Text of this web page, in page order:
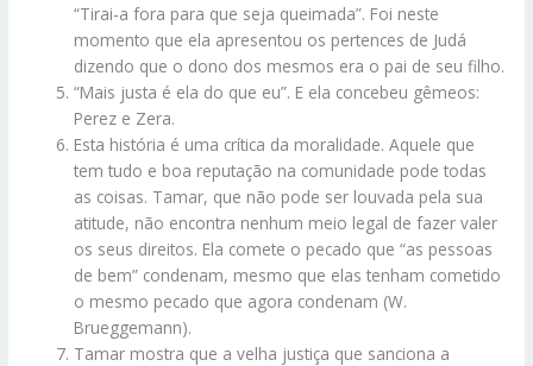
“Tirai-a fora para que seja queimada”. Foi neste
momento que ela apresentou os pertences de Judá
dizendo que o dono dos mesmos era o pai de seu filho.
“Mais justa é ela do que eu”. E ela concebeu gêmeos:
Perez e Zera.
Esta história é uma crítica da moralidade. Aquele que
tem tudo e boa reputação na comunidade pode todas
as coisas. Tamar, que não pode ser louvada pela sua
atitude, não encontra nenhum meio legal de fazer valer
os seus direitos. Ela comete o pecado que “as pessoas
de bem” condenam, mesmo que elas tenham cometido
o mesmo pecado que agora condenam (W.
Brueggemann).
Tamar mostra que a velha justiça que sanciona a